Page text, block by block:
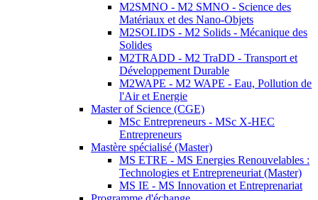
M2SMNO - M2 SMNO - Science des
Matériaux et des Nano-Objets
M2SOLIDS - M2 Solids - Mécanique des
Solides
M2TRADD - M2 TraDD - Transport et
Développement Durable
M2WAPE - M2 WAPE - Eau, Pollution de
l'Air et Energie
Master of Science (CGE)
MSc Entrepreneurs - MSc X-HEC
Entrepreneurs
Mastère spécialisé (Master)
MS ETRE - MS Energies Renouvelables :
Technologies et Entrepreneuriat (Master)
MS IE - MS Innovation et Entreprenariat